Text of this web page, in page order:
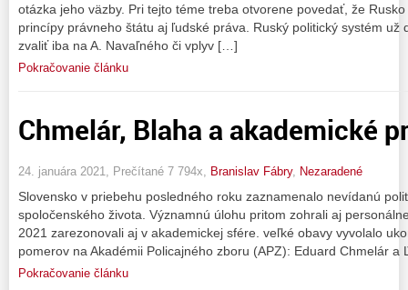
otázka jeho väzby. Pri tejto téme treba otvorene povedať, že
princípy právneho štátu aj ľudské práva. Ruský politický systém už
zvaliť iba na A. Navaľného či vplyv […]
Pokračovanie článku
Chmelár, Blaha a akademické
24. januára 2021, Prečítané 7 794x, Branislav Fábry, Nezaradené
Slovensko v priebehu posledného roku zaznamenalo nevídanú
spoločenského života. Významnú úlohu pritom zohrali aj
2021 zarezonovali aj v akademickej sfére. veľké obavy vyvolalo
pomerov na Akadémii Policajného zboru (APZ): Eduard Chmelár
Pokračovanie článku